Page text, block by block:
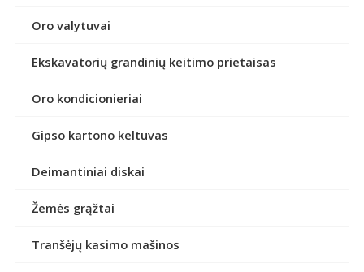
Oro valytuvai
Ekskavatorių grandinių keitimo prietaisas
Oro kondicionieriai
Gipso kartono keltuvas
Deimantiniai diskai
Žemės grąžtai
Tranšėjų kasimo mašinos